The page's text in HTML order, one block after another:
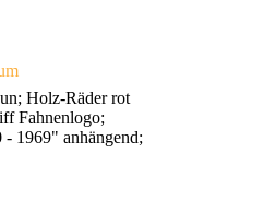
Holz-Räder rot
Fahnenlogo;
1969" anhängend;